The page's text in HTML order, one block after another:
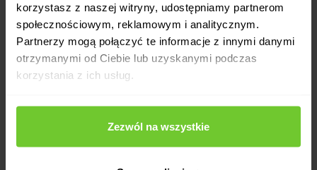
korzystasz z naszej witryny, udostępniamy partnerom
społecznościowym, reklamowym i analitycznym.
Partnerzy mogą połączyć te informacje z innymi danymi
otrzymanymi od Ciebie lub uzyskanymi podczas
korzystania z ich usług.
Zezwól na wszystkie